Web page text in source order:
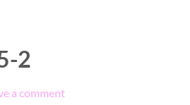
2
a comment